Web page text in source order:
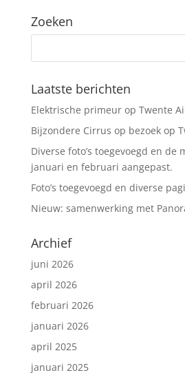
c
e
b
o
o
k
er s
A
p
p
l n
Zoeken
Laatste berichten
Elektrische primeur op Twente
Bijzondere Cirrus op bezoek op
Diverse foto’s toegevoegd en de
januari en februari aangepast.
Foto’s toegevoegd en diverse
Nieuw: samenwerking met
Archief
juni 2026
april 2026
februari 2026
januari 2026
april 2025
januari 2025